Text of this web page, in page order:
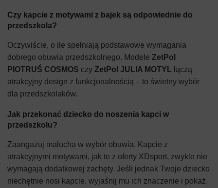
Czy kapcie z motywami z bajek są odpowiednie do
przedszkola?
Oczywiście, o ile spełniają podstawowe wymagania
dobrego obuwia przedszkolnego. Modele ZetPol
PIOTRUŚ COSMOS czy ZetPol JULIA MOTYL łączą
atrakcyjny design z funkcjonalnością – to świetny wybór
dla przedszkolaków.
Jak przekonać dziecko do noszenia kapci w
przedszkolu?
Zaangażuj malucha w wybór obuwia. Kapcie z
atrakcyjnymi motywami, jak te z oferty XDsport, zwykle nie
wymagają dodatkowej zachęty. Jeśli jednak Twoje dziecko
niechętnie nosi kapcie, wyjaśnij mu ich znaczenie i pokaż,